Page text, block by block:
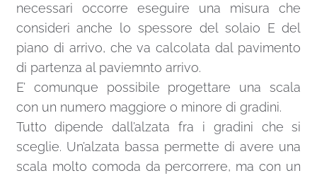
necessari occorre eseguire una misura che
consideri anche lo spessore del solaio E del
piano di arrivo, che va calcolata dal pavimento
di partenza al paviemnto arrivo.
E’ comunque possibile progettare una scala
con un numero maggiore o minore di gradini.
Tutto dipende dall’alzata fra i gradini che si
sceglie. Un’alzata bassa permette di avere una
scala molto comoda da percorrere, ma con un